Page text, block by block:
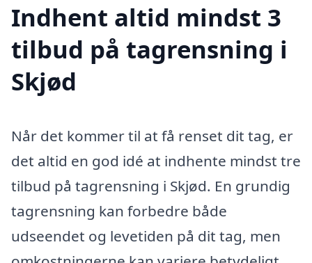
Indhent altid mindst 3
tilbud på tagrensning i
Skjød
Når det kommer til at få renset dit tag, er
det altid en god idé at indhente mindst tre
tilbud på tagrensning i Skjød. En grundig
tagrensning kan forbedre både
udseendet og levetiden på dit tag, men